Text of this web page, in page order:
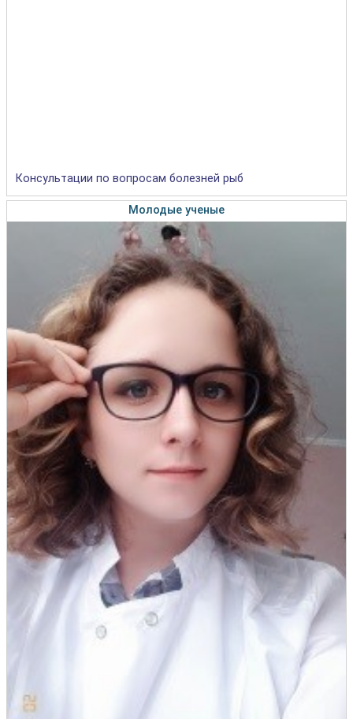
Консультации по вопросам болезней рыб
Молодые ученые